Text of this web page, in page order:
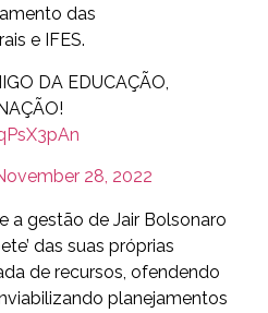
das
e IFES.
DA EDUCAÇÃO,
28, 2022
a gestão de Jair Bolsonaro
das suas próprias
de recursos, ofendendo
planejamentos